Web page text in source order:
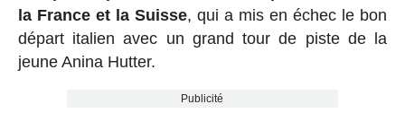
la France et la Suisse, qui a mis en échec le bon
départ italien avec un grand tour de piste de la
jeune Anina Hutter.
Publicité